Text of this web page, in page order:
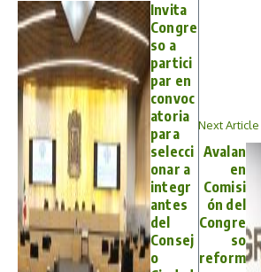
Invita
Congre
so a
partici
par en
convoc
atoria
para
selecci
onar a
integr
antes
del
Consej
o
Next Article
Avalan
en
Comisi
ón del
Congre
so
reform